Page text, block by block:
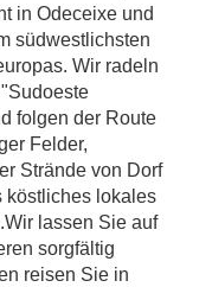
in Odeceixe und
südwestlichsten
Wir radeln
folgen der Route
Felder,
Strände von Dorf
köstliches lokales
lassen Sie auf
sorgfältig
reisen Sie in